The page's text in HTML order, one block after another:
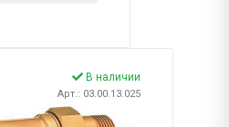
В наличии
Арт.: 03.00.13.025